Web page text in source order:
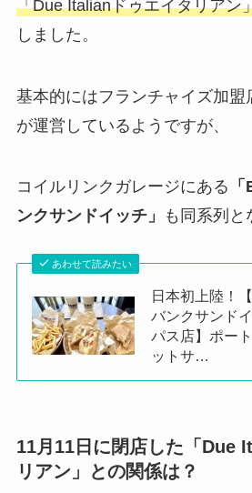
「Due Italianドゥエイタリアン
しました。
基本的にはフランチャイズ加盟
が運営しているようですが、
コイルリンクガレージにある
ンクサンドイッチ」
も同系列と
あわせて読みたい
日本初上陸！
バンクサンド
パス店】ポー
ットサ…
11月11日に閉店した「Due
リアン」との関係は？